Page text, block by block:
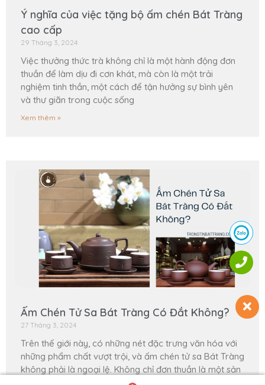
Ý nghĩa của việc tặng bộ ấm chén Bát Tràng
cao cấp
29 Tháng 3, 2024
Việc thưởng thức trà không chỉ là một hành động đơn
thuần để làm dịu đi cơn khát, mà còn là một trải
nghiệm tinh thần, một cách để tận hưởng sự bình yên
và thư giãn trong cuộc sống
Xem thêm »
Ấm Chén Tử Sa Bát Tràng Có Đắt Không?
27 Tháng 3, 2024
Trên thế giới này, có những nét đặc trưng văn hóa với
những phẩm chất vượt trội, và ấm chén tử sa Bát Tràng
không phải là ngoại lệ. Không chỉ đơn thuần là một sản